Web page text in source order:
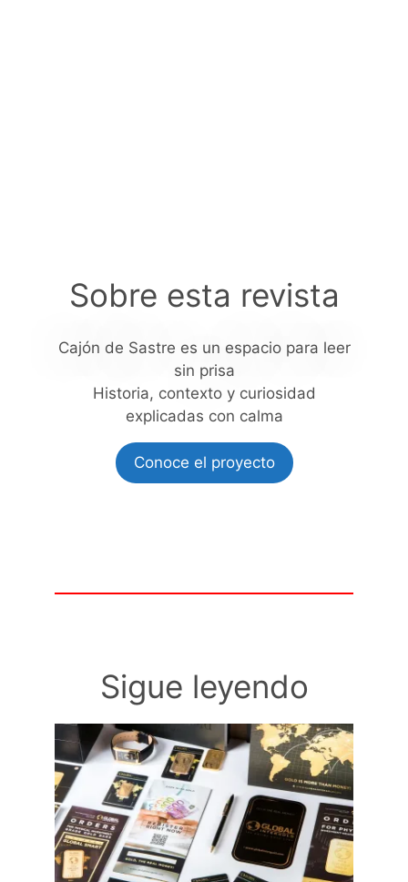
Sobre esta revista
Cajón de Sastre es un espacio para leer
sin prisa
Historia, contexto y curiosidad
explicadas con calma
Conoce el proyecto
Sigue leyendo